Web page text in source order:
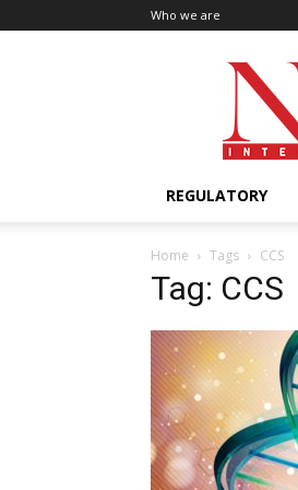
Who we are
REGULATORY
Home Tags CCS
Tag: CCS